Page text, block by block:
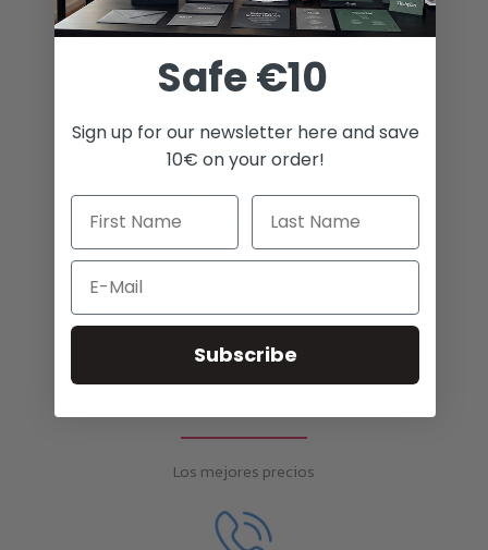
Posibilidades ilimitadas
Los mejores precios
Safe €10
Sign up for our newsletter here and save
10€ on your order!
Email
Subscribe